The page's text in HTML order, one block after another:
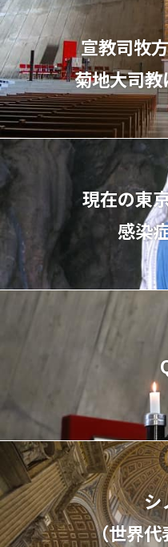
宣教司牧
菊地⼤司
現在の東
感染
シ
（世界代